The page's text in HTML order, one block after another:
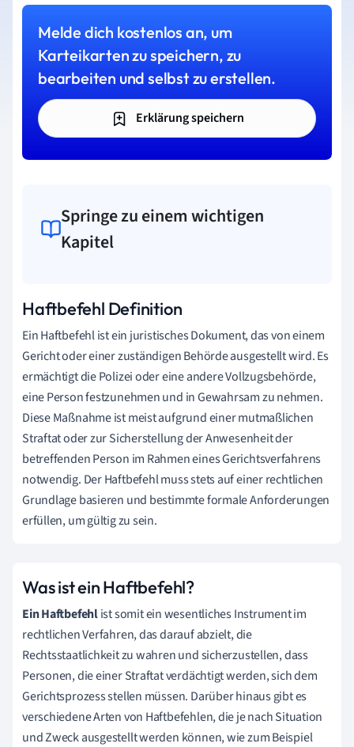
Melde dich kostenlos an, um
Karteikarten zu speichern, zu
bearbeiten und selbst zu erstellen.
Erklärung speichern
Springe zu einem wichtigen
Kapitel
Haftbefehl Definition
Ein Haftbefehl ist ein juristisches Dokument, das von einem
Gericht oder einer zuständigen Behörde ausgestellt wird. Es
ermächtigt die Polizei oder eine andere Vollzugsbehörde,
eine Person festzunehmen und in Gewahrsam zu nehmen.
Diese Maßnahme ist meist aufgrund einer mutmaßlichen
Straftat oder zur Sicherstellung der Anwesenheit der
betreffenden Person im Rahmen eines Gerichtsverfahrens
notwendig. Der Haftbefehl muss stets auf einer rechtlichen
Grundlage basieren und bestimmte formale Anforderungen
erfüllen, um gültig zu sein.
Was ist ein Haftbefehl?
Ein Haftbefehlist somit ein wesentliches Instrument im
rechtlichen Verfahren, das darauf abzielt, die
Rechtsstaatlichkeit zu wahren und sicherzustellen, dass
Personen, die einer Straftat verdächtigt werden, sich dem
Gerichtsprozess stellen müssen. Darüber hinaus gibt es
verschiedene Arten von Haftbefehlen, die je nach Situation
und Zweck ausgestellt werden können, wie zum Beispiel